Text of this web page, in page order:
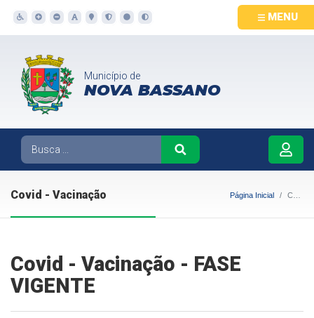
MENU
Município de
NOVA BASSANO
Covid - Vacinação Página Inicial Covid - Vacinação
Covid - Vacinação - FASE
VIGENTE